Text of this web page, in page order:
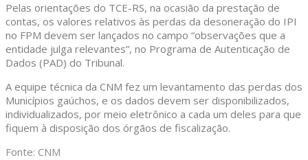
Pelas orientações do TCE-RS, na ocasião da prestação de
contas, os valores relativos às perdas da desoneração do IPI
no FPM devem ser lançados no campo “observações que a
entidade julga relevantes”, no Programa de Autenticação de
Dados (PAD) do Tribunal.
A equipe técnica da CNM fez um levantamento das perdas dos
Municípios gaúchos, e os dados devem ser disponibilizados,
individualizados, por meio eletrônico a cada um deles para que
fiquem à disposição dos órgãos de fiscalização.
Fonte: CNM